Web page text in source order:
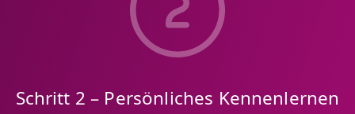
Schritt 2 – Persönliches Kennenlernen